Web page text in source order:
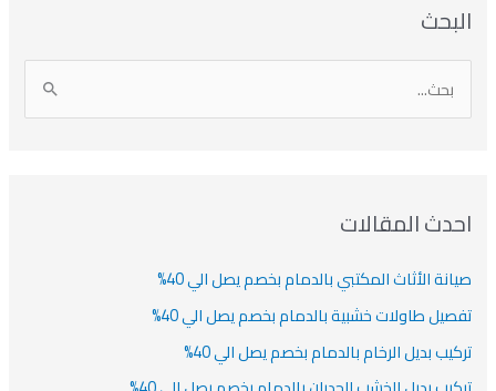
المقالات
الأثاث المكتبي بالدمام بخصم يصل الي 40%
طاولات خشبية بالدمام بخصم يصل الي 40%
بديل الرخام بالدمام بخصم يصل الي 40%